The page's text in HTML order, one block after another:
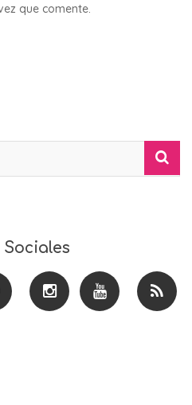
que comente.